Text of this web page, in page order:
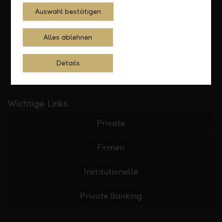
Standorte finden
Wichtige Links
Private
Firmen
Institutionelle
Private Banking
Auswahl bestätigen
Alles ablehnen
Details